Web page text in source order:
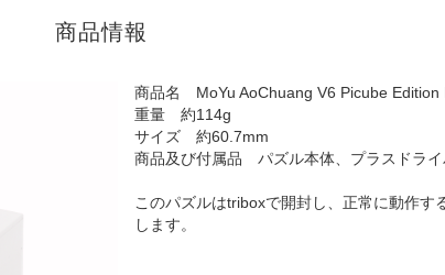
商品情報
商品名 MoYu AoChuang V6 Picube Edition
重量 約114g
サイズ 約60.7mm
商品及び付属品 パズル本体、プラスドライ
このパズルはtriboxで開封し、正常に動作す
します。